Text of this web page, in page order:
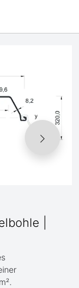
|